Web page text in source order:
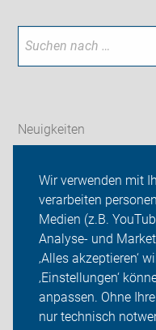
Wir verwenden mit
verarbeiten
Medien (z.B.
Analyse- und
‚Alles akzeptieren‘
‚Einstellungen‘
anpassen. Ohne
nur technisch
Neuigkeiten
Freies Lastenrad Zittau
Sei dabei
Presse
Login